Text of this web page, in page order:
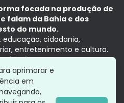
focada na produção de
falam da Bahia e dos
do mundo.
educação, cidadania,
entretenimento e cultura.
é no tempo presente,
Aratu.
aprimorar e
em